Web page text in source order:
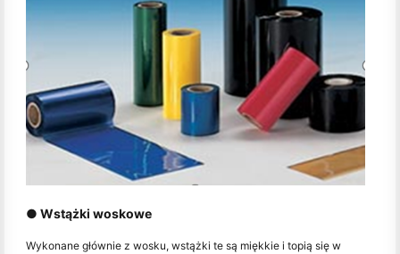
● Wstążki woskowe
Wykonane głównie z wosku, wstążki te są miękkie i topią się w